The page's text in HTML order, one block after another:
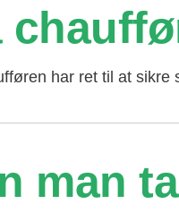
har ret til at sikre
man